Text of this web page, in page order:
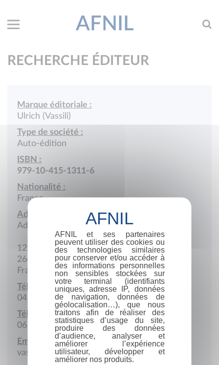
AFNIL
RECHERCHE ÉDITEUR
Marque éditoriale :
Ulrich (Vassili)
Type de société :
Auto-édition
ISBN :
979-10-415-1311-6
Nationalité :
France
Adresse :
Adresse postale
125 A Chemin des Porterons
26400 Divajeu
France
Téléphone :
04 75 42 75 92
Téléphone portable :
06 36 41 68 03
Email :
vassili.ulrich@orange.fr
AFNIL et ses partenaires
peuvent utiliser des cookies ou
des technologies similaires
pour conserver et/ou accéder à
des informations personnelles
non sensibles stockées sur
votre terminal (identifiants
uniques, adresse IP, données
de navigation, données de
géolocalisation…), que nous
traitons afin de réaliser des
statistiques d’usage du site,
produire des données
d’audience, analyser et
améliorer l’expérience
utilisateur, développer et
améliorer nos produits.